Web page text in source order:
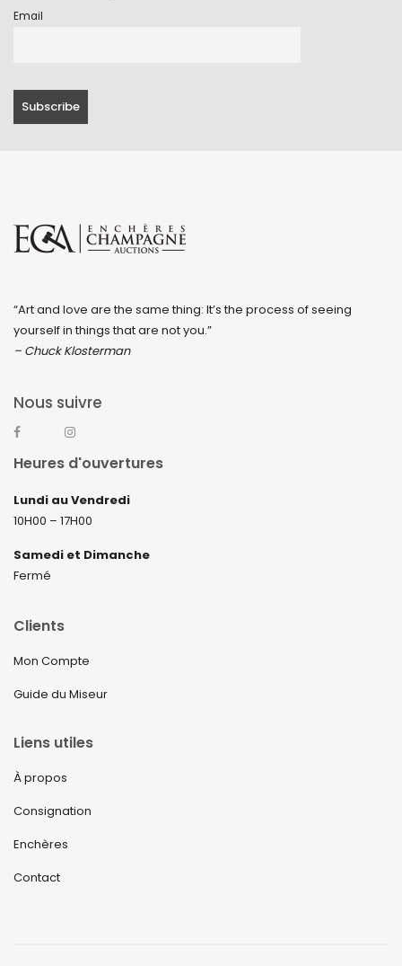
Email
“Art and love are the same thing: It’s the process of seeing
yourself in things that are not you.”
– Chuck Klosterman
Nous suivre
Heures d'ouvertures
Lundi au Vendredi
10H00 – 17H00
Samedi et Dimanche
Fermé
Clients
Mon Compte
Guide du Miseur
Liens utiles
À propos
Consignation
Enchères
Contact